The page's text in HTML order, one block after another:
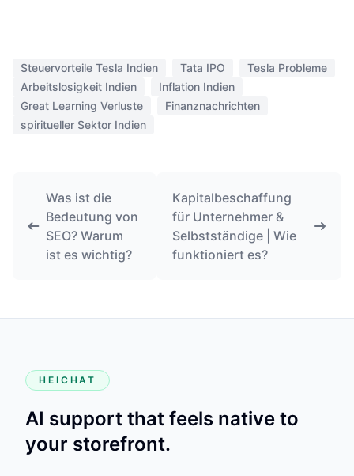
Steuervorteile Tesla Indien Tata IPO
Tesla Probleme
Arbeitslosigkeit Indien
Inflation Indien
Great Learning Verluste
Finanznachrichten
spiritueller Sektor Indien
Was ist die
Bedeutung von
SEO? Warum
ist es wichtig?
Kapitalbeschaffung
für Unternehmer &
Selbstständige | Wie
funktioniert es?
HEICHAT
AI support that feels native to
your storefront.